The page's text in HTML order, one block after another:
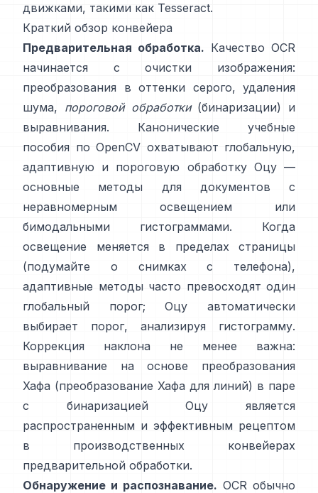
движками, такими как Tesseract.
Краткий обзор конвейера
Предварительная обработка. Качество OCR
начинается с очистки изображения:
преобразования в оттенки серого, удаления
шума, пороговой обработки(бинаризации) и
выравнивания. Канонические учебные
пособия по OpenCV охватывают глобальную,
адаптивную и пороговую обработку Оцу —
основные методы для документов с
неравномерным освещением или
бимодальными гистограммами. Когда
освещение меняется в пределах страницы
(подумайте о снимках с телефона),
адаптивные методы часто превосходят один
глобальный порог; Оцу автоматически
выбирает порог, анализируя гистограмму.
Коррекция наклона не менее важна:
выравнивание на основе преобразования
Хафа (преобразование Хафа для линий) в паре
с бинаризацией Оцу является
распространенным и эффективным рецептом
в производственных конвейерах
предварительной обработки.
Обнаружение и распознавание. OCR обычно